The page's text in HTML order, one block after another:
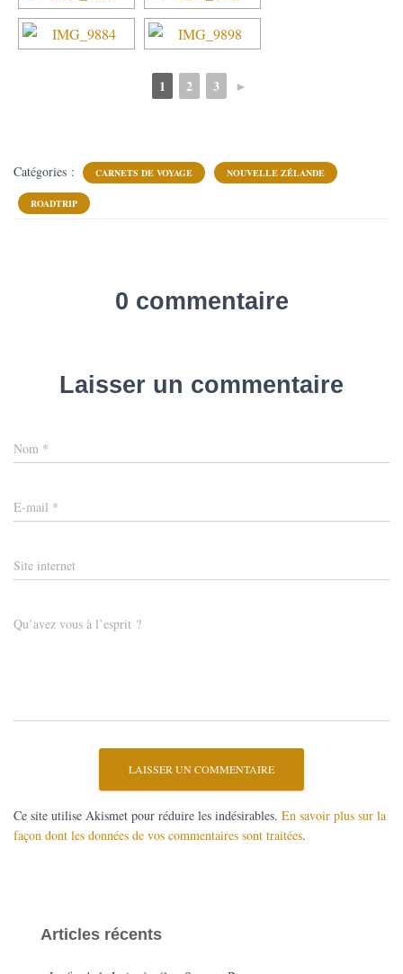
1 2 3 ►
Catégories : CARNETS DE VOYAGE NOUVELLE ZÉLANDE
ROADTRIP
0 commentaire
Laisser un commentaire
Nom *
E-mail *
Site internet
Qu’avez vous à l’esprit ?
Ce site utilise Akismet pour réduire les indésirables. En savoir plus sur la
façon dont les données de vos commentaires sont traitées.
Articles récents